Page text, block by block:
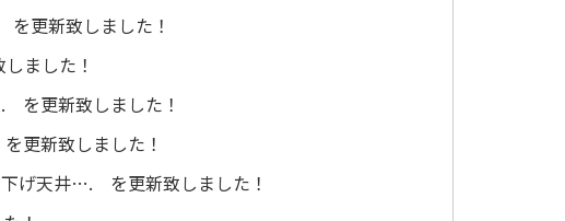
更新致しました！
ました！
を更新致しました！
更新致しました！
下げ天井…. を更新致しました！